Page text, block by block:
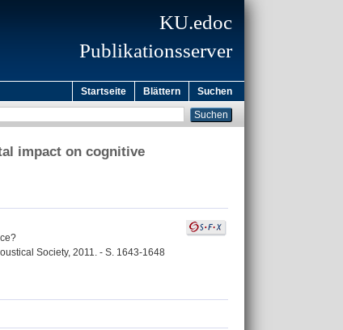
KU.edoc
Publikationsserver
Startseite Blättern Suchen
impact on cognitive
Society, 2011. - S. 1643-1648